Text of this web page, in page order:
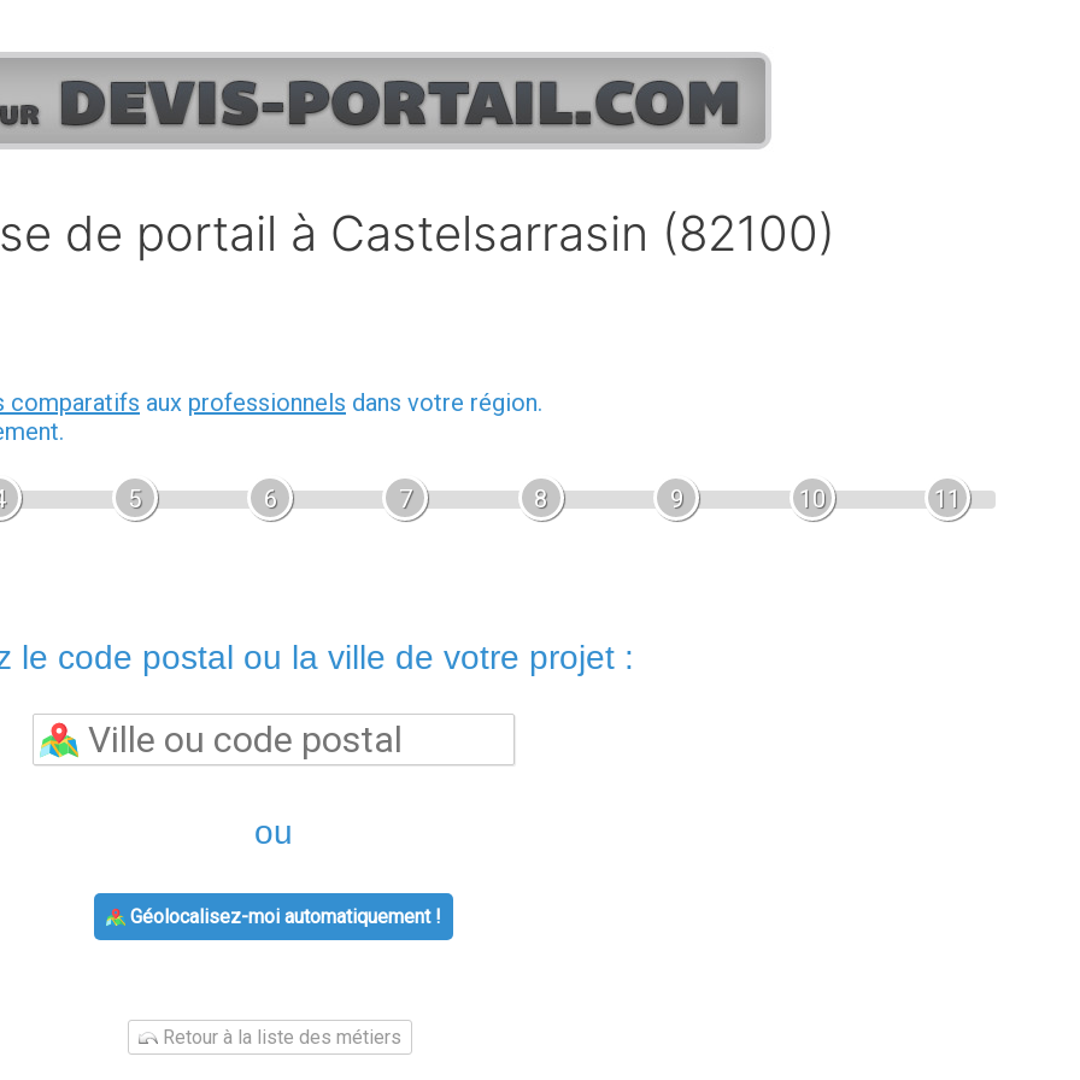
de portail à Castelsarrasin (82100)
comparatifs aux professionnels dans votre région.
5 6 7 8 9 10 11
le code postal ou la ville de votre projet :
ou
Géolocalisez-moi automatiquement !
Retour à la liste des métiers